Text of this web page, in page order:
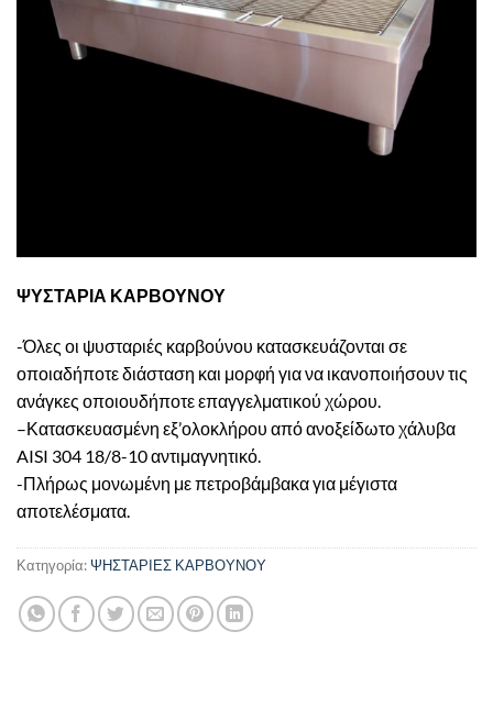
ΨΥΣΤΑΡΙΑ ΚΑΡΒΟΥΝΟΥ
-Όλες οι ψυσταριές καρβούνου κατασκευάζονται σε
οποιαδήποτε διάσταση και μορφή για να ικανοποιήσουν τις
ανάγκες οποιουδήποτε επαγγελματικού χώρου.
–Κατασκευασμένη εξ’ολοκλήρου από ανοξείδωτο χάλυβα
AISI 304 18/8-10 αντιμαγνητικό.
-Πλήρως μονωμένη με πετροβάμβακα για μέγιστα
αποτελέσματα.
Κατηγορία: ΨΗΣΤΑΡΙΕΣ ΚΑΡΒΟΥΝΟΥ